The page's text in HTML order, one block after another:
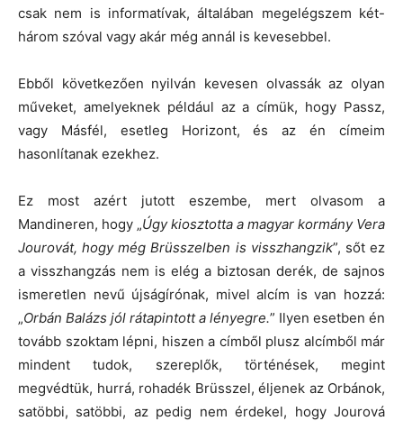
csak nem is informatívak, általában megelégszem két-
három szóval vagy akár még annál is kevesebbel.
Ebből következően nyilván kevesen olvassák az olyan
műveket, amelyeknek például az a címük, hogy Passz,
vagy Másfél, esetleg Horizont, és az én címeim
hasonlítanak ezekhez.
Ez most azért jutott eszembe, mert olvasom a
Mandineren, hogy „Úgy kiosztotta a magyar kormány Vera
Jourovát, hogy még Brüsszelben is visszhangzik”, sőt ez
a visszhangzás nem is elég a biztosan derék, de sajnos
ismeretlen nevű újságírónak, mivel alcím is van hozzá:
„Orbán Balázs jól rátapintott a lényegre.” Ilyen esetben én
tovább szoktam lépni, hiszen a címből plusz alcímből már
mindent tudok, szereplők, történések, megint
megvédtük, hurrá, rohadék Brüsszel, éljenek az Orbánok,
satöbbi, satöbbi, az pedig nem érdekel, hogy Jourová